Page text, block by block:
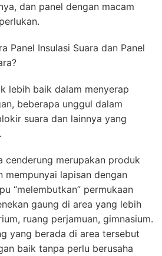
dan panel dengan macam
Panel Insulasi Suara dan Panel
lebih baik dalam menyerap
beberapa unggul dalam
suara dan lainnya yang
cenderung merupakan produk
mempunyai lapisan dengan
“melembutkan” permukaan
gaung di area yang lebih
ruang perjamuan, gimnasium.
yang berada di area tersebut
baik tanpa perlu berusaha